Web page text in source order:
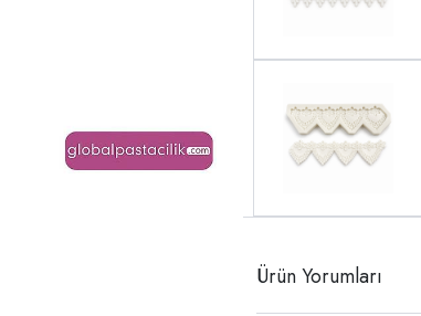
Ürün Yorumları